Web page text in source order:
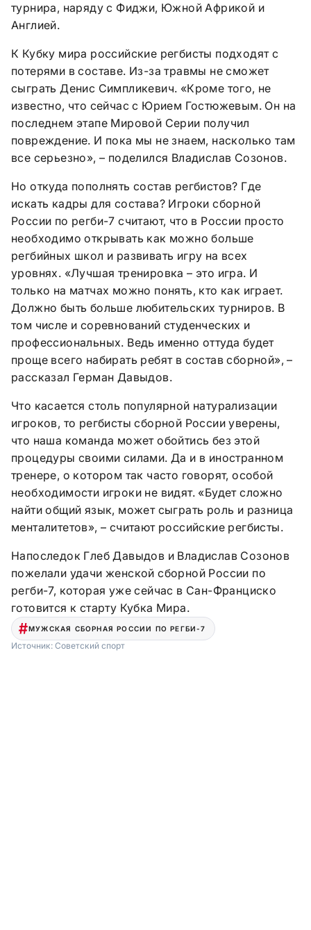
турнира, наряду с Фиджи, Южной Африкой и
Англией.
К Кубку мира российские регбисты подходят с
потерями в составе. Из-за травмы не сможет
сыграть Денис Симпликевич. «Кроме того, не
известно, что сейчас с Юрием Гостюжевым. Он на
последнем этапе Мировой Серии получил
повреждение. И пока мы не знаем, насколько там
все серьезно», – поделился Владислав Созонов.
Но откуда пополнять состав регбистов? Где
искать кадры для состава? Игроки сборной
России по регби-7 считают, что в России просто
необходимо открывать как можно больше
регбийных школ и развивать игру на всех
уровнях. «Лучшая тренировка – это игра. И
только на матчах можно понять, кто как играет.
Должно быть больше любительских турниров. В
том числе и соревнований студенческих и
профессиональных. Ведь именно оттуда будет
проще всего набирать ребят в состав сборной», –
рассказал Герман Давыдов.
Что касается столь популярной натурализации
игроков, то регбисты сборной России уверены,
что наша команда может обойтись без этой
процедуры своими силами. Да и в иностранном
тренере, о котором так часто говорят, особой
необходимости игроки не видят. «Будет сложно
найти общий язык, может сыграть роль и разница
менталитетов», – считают российские регбисты.
Напоследок Глеб Давыдов и Владислав Созонов
пожелали удачи женской сборной России по
регби-7, которая уже сейчас в Сан-Франциско
готовится к старту Кубка Мира.
МУЖСКАЯ СБОРНАЯ РОССИИ ПО РЕГБИ-7
Источник: Советский спорт